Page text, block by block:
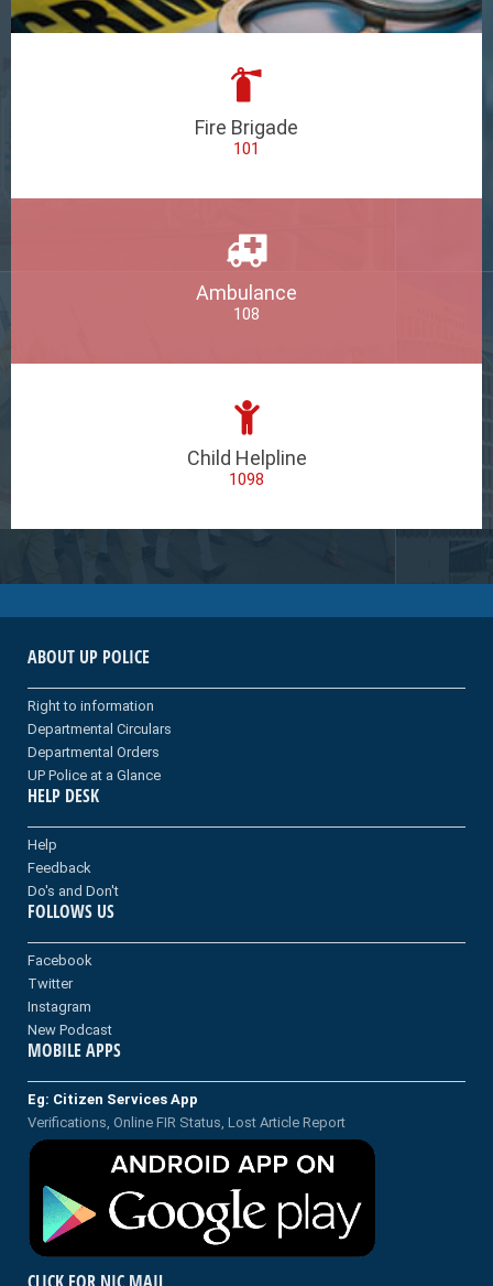
Fire Brigade
101
Ambulance
108
Child Helpline
1098
ABOUT UP POLICE
Right to information
Departmental Circulars
Departmental Orders
UP Police at a Glance
HELP DESK
Help
Feedback
Do's and Don't
FOLLOWS US
Facebook
Twitter
Instagram
New Podcast
MOBILE APPS
Eg: Citizen Services App
Verifications, Online FIR Status, Lost Article Report